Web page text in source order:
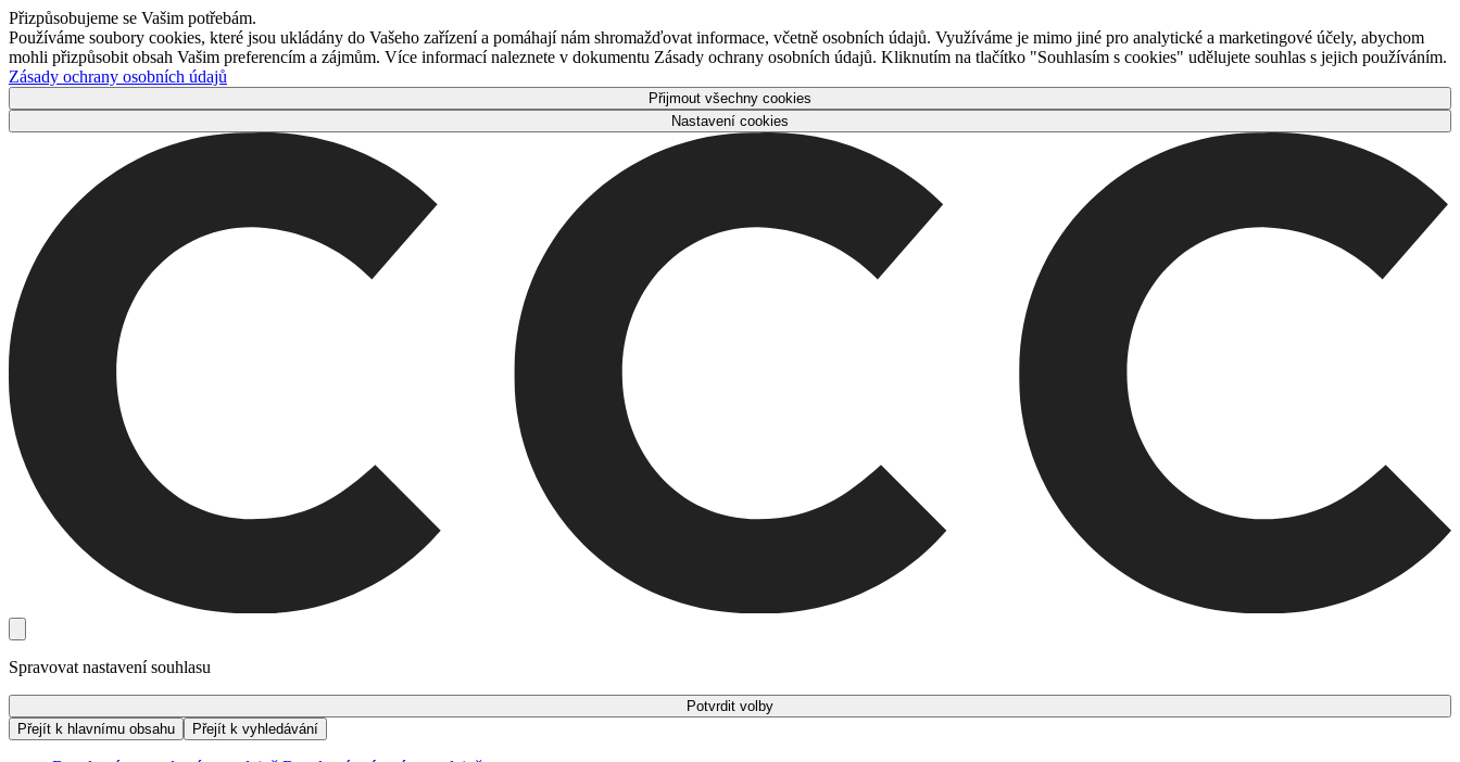
Přizpůsobujeme se Vašim potřebám.
Používáme soubory cookies, které jsou ukládány do Vašeho zařízení a pomáhají nám shromažďovat informace, včetně osobních údajů. Využíváme je mimo jiné pro analytické a marketingové účely, abychom
mohli přizpůsobit obsah Vašim preferencím a zájmům. Více informací naleznete v dokumentu Zásady ochrany osobních údajů. Kliknutím na tlačítko "Souhlasím s cookies" udělujete souhlas s jejich používáním.
Zásady ochrany osobních údajů
Přijmout všechny cookies
Nastavení cookies
Spravovat nastavení souhlasu
Potvrdit volby
Přejít k hlavnímu obsahu
Přejít k vyhledávání